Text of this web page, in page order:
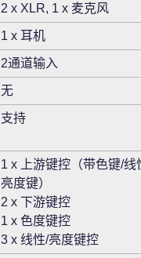
2 x XLR, 1 x 麦克风
1 x 耳机
2通道输入
无
支持
1 x 上游键控（带色键/线
亮度键）
2 x 下游键控
1 x 色度键控
3 x 线性/亮度键控